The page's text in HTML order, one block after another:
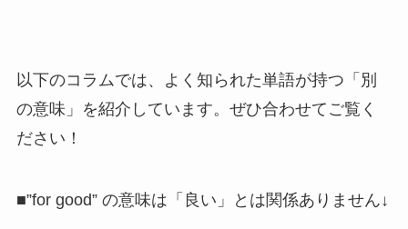
以下のコラムでは、よく知られた単語が持つ「別
の意味」を紹介しています。ぜひ合わせてご覧く
ださい！
■”for good” の意味は「良い」とは関係ありません↓